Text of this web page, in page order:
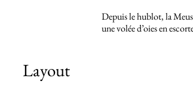
Layout
Depuis le hublot, la
une volée d’oies en